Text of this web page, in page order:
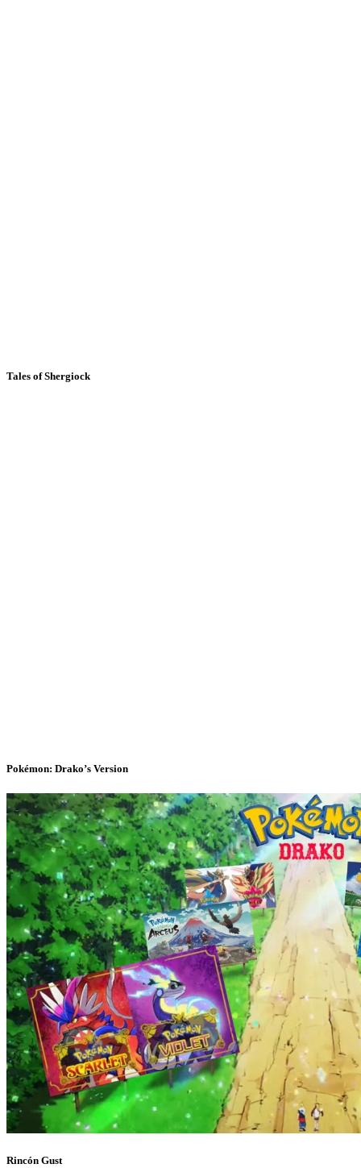
Tales of Shergiock
Pokémon: Drako’s Version
Rincón Gust